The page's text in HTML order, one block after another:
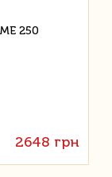
2648 грн